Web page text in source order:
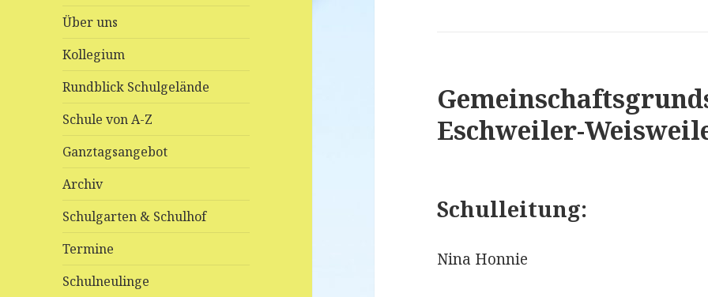
Über uns
Kollegium
Rundblick Schulgelände
Schule von A-Z
Ganztagsangebot
Archiv
Schulgarten & Schulhof
Termine
Schulneulinge
Eschweiler-
Schulleitung:
Nina Honnie